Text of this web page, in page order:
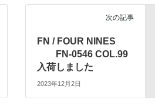
次の記事
FN / FOUR NINES
FN-0546 COL.99
入荷しました
2023年12月2日